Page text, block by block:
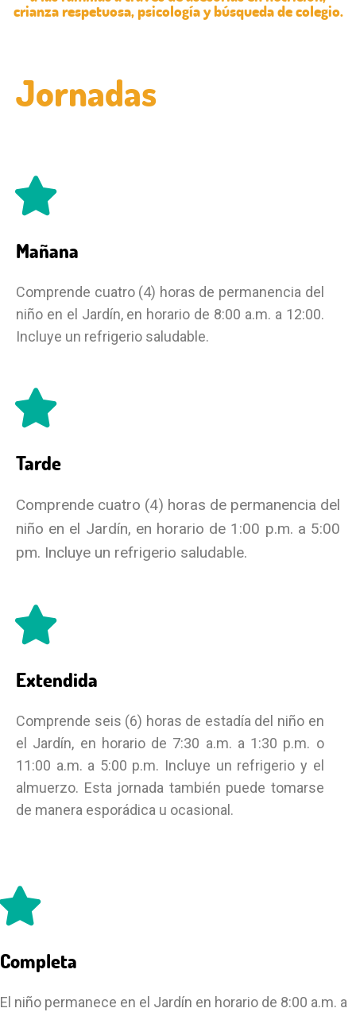
crianza respetuosa, psicología y búsqueda de colegio.
Jornadas
Mañana
Comprende cuatro (4) horas de permanencia del
niño en el Jardín, en horario de 8:00 a.m. a 12:00.
Incluye un refrigerio saludable.
Tarde
Comprende cuatro (4) horas de permanencia del
niño en el Jardín, en horario de 1:00 p.m. a 5:00
pm. Incluye un refrigerio saludable.
Extendida
Comprende seis (6) horas de estadía del niño en
el Jardín, en horario de 7:30 a.m. a 1:30 p.m. o
11:00 a.m. a 5:00 p.m. Incluye un refrigerio y el
almuerzo. Esta jornada también puede tomarse
de manera esporádica u ocasional.
Completa
El niño permanece en el Jardín en horario de 8:00 a.m. a